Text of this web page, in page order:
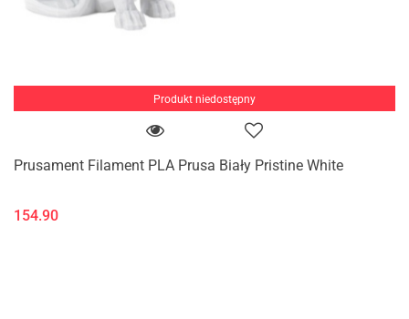
Produkt niedostępny
Prusament Filament PLA Prusa Biały Pristine White
154.90